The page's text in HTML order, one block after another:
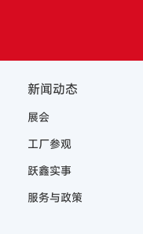
新闻动态
展会
工厂参观
跃鑫实事
服务与政策